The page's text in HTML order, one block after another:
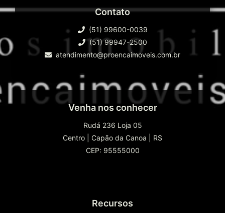
Contato
(51) 99600-0039
(51) 99947-2500
atendimento@proencaimoveis.com.br
Venha nos conhecer
Rudá 236 Loja 05
Centro
Capão da Canoa
RS
CEP: 95555000
Recursos